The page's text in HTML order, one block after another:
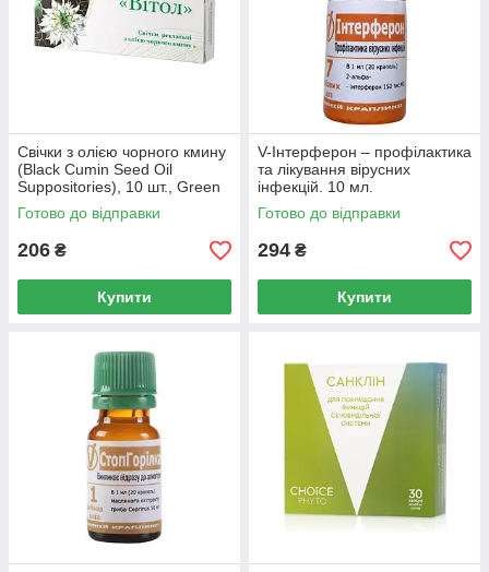
Свічки з олією чорного кмину
(Black Cumin Seed Oil
Suppositories), 10 шт., Green
Visa
Готово до відправки
206 ₴
Купити
V-Інтерферон – профілактика
та лікування вірусних
інфекцій. 10 мл.
Готово до відправки
294 ₴
Купити